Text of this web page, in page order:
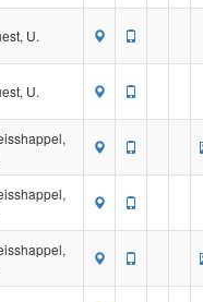
U.
U.